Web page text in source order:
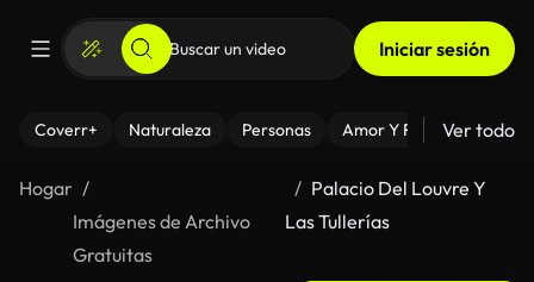
Iniciar sesión
Coverr+ Naturaleza Personas Amor Y Relaciones
Ver todo
Hogar
Imágenes de Archivo
Gratuitas
Palacio Del Louvre Y
Las Tullerías